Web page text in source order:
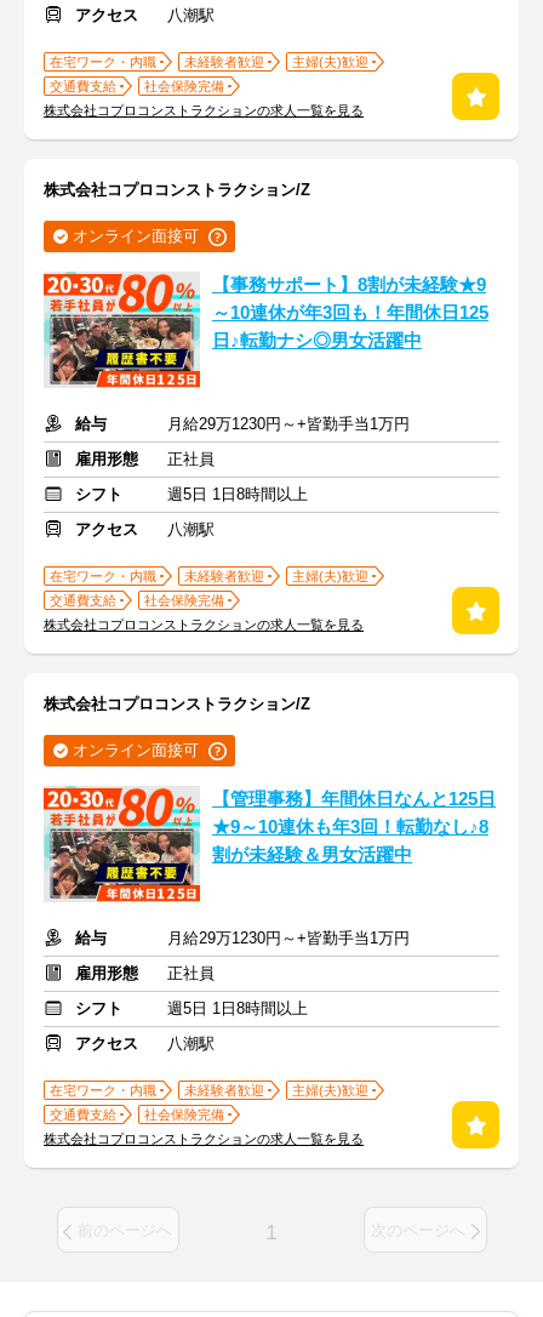
アクセス
八潮駅
在宅ワーク・内職 未経験者歓迎
主婦(夫)歓迎
交通費支給
社会保険完備
株式会社コプロコンストラクションの求人一覧を見る
株式会社コプロコンストラクション/Z
オンライン面接可
【事務サポート】8割が未経験★9
～10連休が年3回も！年間休日125
日♪転勤ナシ◎男女活躍中
給与
月給29万1230円～+皆勤手当1万円
雇用形態
正社員
シフト
週5日 1日8時間以上
アクセス
八潮駅
在宅ワーク・内職 未経験者歓迎
主婦(夫)歓迎
交通費支給
社会保険完備
株式会社コプロコンストラクションの求人一覧を見る
株式会社コプロコンストラクション/Z
オンライン面接可
【管理事務】年間休日なんと125日
★9～10連休も年3回！転勤なし♪8
割が未経験＆男女活躍中
給与
月給29万1230円～+皆勤手当1万円
雇用形態
正社員
シフト
週5日 1日8時間以上
アクセス
八潮駅
在宅ワーク・内職 未経験者歓迎
主婦(夫)歓迎
交通費支給
社会保険完備
株式会社コプロコンストラクションの求人一覧を見る
前のページへ 1 次のページへ